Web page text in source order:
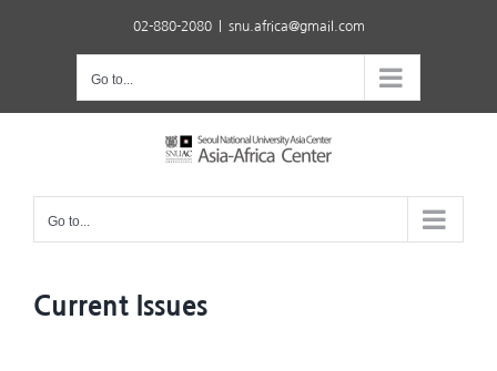
02-880-2080 snu.africa@gmail.com
Go to...
Go to...
Current Issues